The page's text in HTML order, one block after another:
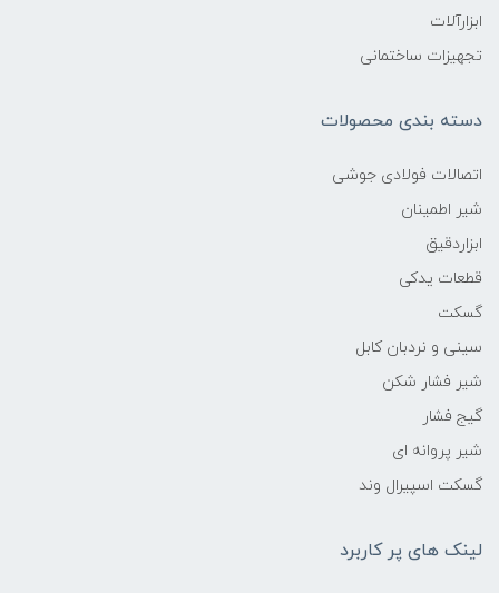
ابزارآلات
تجهیزات ساختمانی
دسته بندی محصولات
اتصالات فولادی جوشی
شیر اطمینان
ابزاردقیق
قطعات یدکی
گسکت
سینی و نردبان کابل
شیر فشار شکن
گیج فشار
شیر پروانه ای
گسکت اسپیرال وند
لینک های پر کاربرد